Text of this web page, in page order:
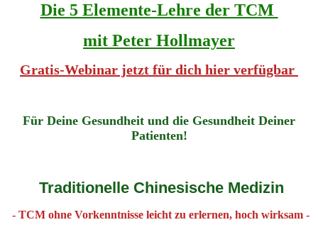
Die 5 Elemente-Lehre der TCM
mit Peter Hollmayer
Gratis-Webinar jetzt für dich hier verfügbar
Für Deine Gesundheit und die Gesundheit Deiner
Patienten!
Traditionelle Chinesische Medizin
- TCM ohne Vorkenntnisse leicht zu erlernen, hoch wirksam -